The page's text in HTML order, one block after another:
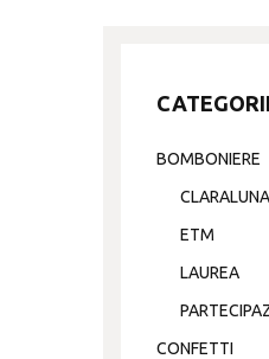
BOMBONIERE
CLARALUNA
ETM
LAUREA
CONFETTI